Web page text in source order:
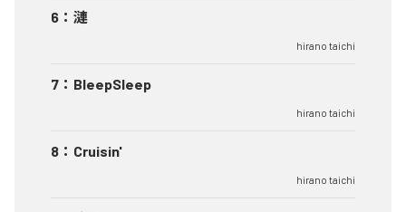
6 ： 漣
hirano taichi
7 ： BleepSleep
hirano taichi
8 ： Cruisin'
hirano taichi